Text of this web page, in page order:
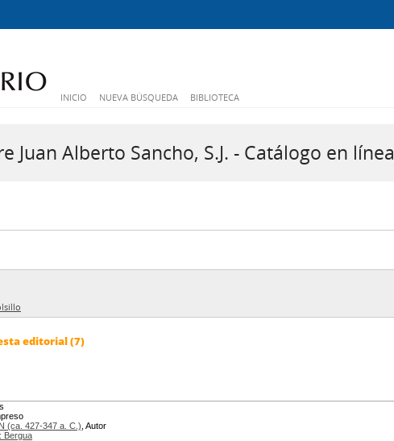
INICIO NUEVA BÚSQUEDA BIBLIOTECA
Juan Alberto Sancho, S.J. - Catálogo en línea
editorial (7)
(ca. 427-347 a. C.) , Autor
Bergua